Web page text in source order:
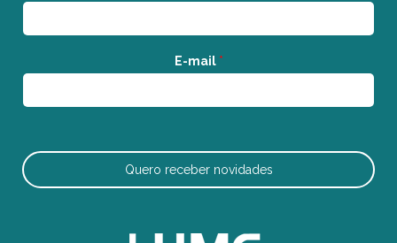
E-mail *
Quero receber novidades